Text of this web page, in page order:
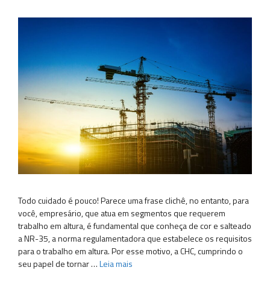
Todo cuidado é pouco! Parece uma frase clichê, no entanto, para
você, empresário, que atua em segmentos que requerem
trabalho em altura, é fundamental que conheça de cor e salteado
a NR-35, a norma regulamentadora que estabelece os requisitos
para o trabalho em altura. Por esse motivo, a CHC, cumprindo o
seu papel de tornar …Leia mais